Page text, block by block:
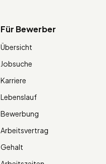
Für Bewerber
Übersicht
Jobsuche
Karriere
Lebenslauf
Bewerbung
Arbeitsvertrag
Gehalt